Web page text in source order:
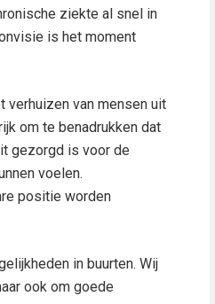
ziekte al snel in
is het moment
verhuizen van mensen uit
om te benadrukken dat
gezorgd is voor de
voelen.
positie worden
in buurten. Wij
ook om goede